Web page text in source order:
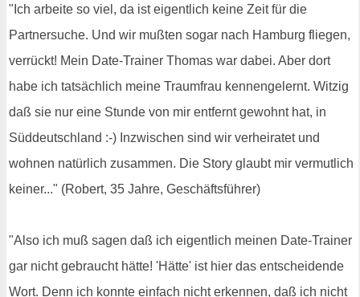
"Ich arbeite so viel, da ist eigentlich keine Zeit für die
Partnersuche. Und wir mußten sogar nach Hamburg fliegen,
verrückt! Mein Date-Trainer Thomas war dabei. Aber dort
habe ich tatsächlich meine Traumfrau kennengelernt. Witzig
daß sie nur eine Stunde von mir entfernt gewohnt hat, in
Süddeutschland :-) Inzwischen sind wir verheiratet und
wohnen natürlich zusammen. Die Story glaubt mir vermutlich
keiner..." (Robert, 35 Jahre, Geschäftsführer)
"Also ich muß sagen daß ich eigentlich meinen Date-Trainer
gar nicht gebraucht hätte! 'Hätte' ist hier das entscheidende
Wort. Denn ich konnte einfach nicht erkennen, daß ich nicht